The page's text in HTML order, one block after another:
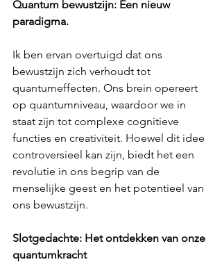
Quantum bewustzijn: Een nieuw
paradigma.
Ik ben ervan overtuigd dat ons
bewustzijn zich verhoudt tot
quantumeffecten. Ons brein opereert
op quantumniveau, waardoor we in
staat zijn tot complexe cognitieve
functies en creativiteit. Hoewel dit idee
controversieel kan zijn, biedt het een
revolutie in ons begrip van de
menselijke geest en het potentieel van
ons bewustzijn.
Slotgedachte: Het ontdekken van onze
quantumkracht